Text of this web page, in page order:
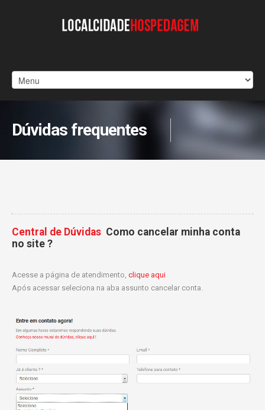
Dúvidas frequentes
Central de Dúvidas Como cancelar minha conta
no site ?
Acesse a página de atendimento, clique aqui
Após acessar seleciona na aba assunto cancelar conta.